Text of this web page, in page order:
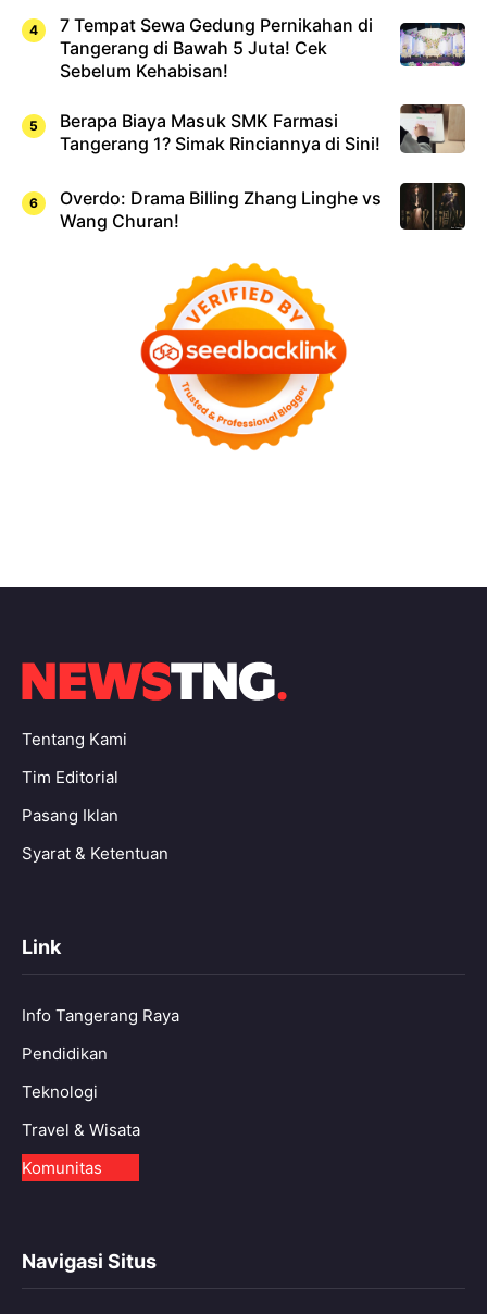
7 Tempat Sewa Gedung Pernikahan di
Tangerang di Bawah 5 Juta! Cek
Sebelum Kehabisan!
Berapa Biaya Masuk SMK Farmasi
Tangerang 1? Simak Rinciannya di Sini!
Overdo: Drama Billing Zhang Linghe vs
Wang Churan!
Tentang Kami
Tim Editorial
Pasang Iklan
Syarat & Ketentuan
Link
Info Tangerang Raya
Pendidikan
Teknologi
Travel & Wisata
Komunitas
Navigasi Situs